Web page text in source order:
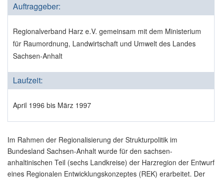
Auftraggeber:
Regionalverband Harz e.V. gemeinsam mit dem Ministerium
für Raumordnung, Landwirtschaft und Umwelt des Landes
Sachsen-Anhalt
Laufzeit:
April 1996 bis März 1997
Im Rahmen der Regionalisierung der Strukturpolitik im
Bundesland Sachsen-Anhalt wurde für den sachsen-
anhaltinischen Teil (sechs Landkreise) der Harzregion der Entwurf
eines Regionalen Entwicklungskonzeptes (REK) erarbeitet. Der